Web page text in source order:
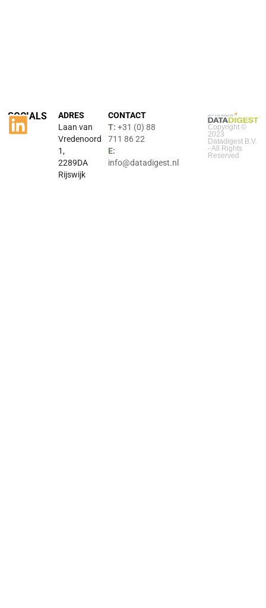
Copyright ©
2023
Datadigest B.V.
- All Rights
Reserved
CONTACT
T: +31 (0) 88
711 86 22
E:
info@datadigest.nl
ADRES
Laan van
Vredenoord
1,
2289DA
Rijswijk
SOCIALS